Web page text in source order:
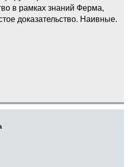
в рамках знаний Ферма,
доказательство. Наивные.